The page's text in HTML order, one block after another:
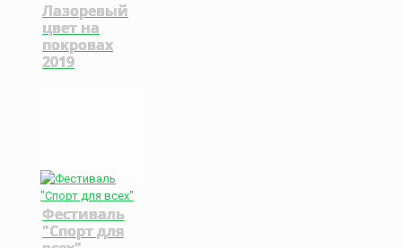
Лазоревый
цвет на
покровах
2019
Фестиваль
"Спорт для